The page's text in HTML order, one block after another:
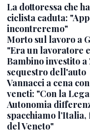
La dottoressa che
ciclista caduta:
incontreremo"
Morto sul lavoro a
"Era un lavoratore
Bambino investito
sequestro dell'auto
Vannacci a cena
veneti: "Con la
Autonomia
spacchiamo
del Veneto"